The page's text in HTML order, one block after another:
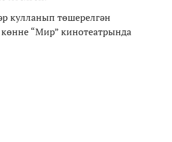
кулланып төшерелгән
“Мир” кинотеатрында